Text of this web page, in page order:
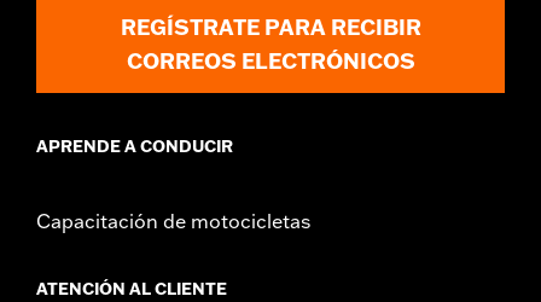
REGÍSTRATE PARA RECIBIR
CORREOS ELECTRÓNICOS
APRENDE A CONDUCIR
Capacitación de motocicletas
ATENCIÓN AL CLIENTE